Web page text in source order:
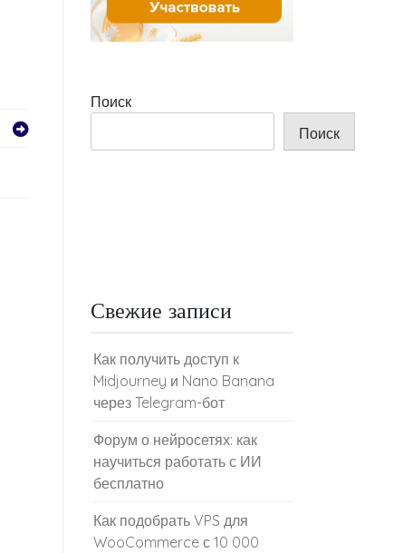
Поиск
Поиск
Свежие записи
Как получить доступ к
Midjourney и Nano Banana
через Telegram-бот
Форум о нейросетях: как
научиться работать с ИИ
бесплатно
Как подобрать VPS для
WooCommerce с 10 000